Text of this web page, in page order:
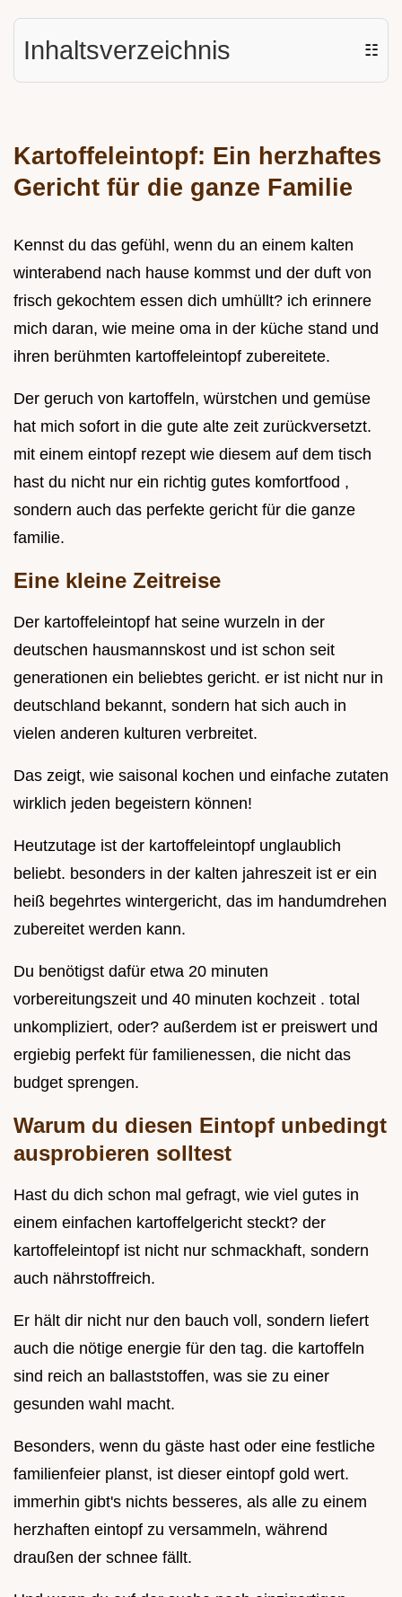
Inhaltsverzeichnis ☷
Kartoffeleintopf: Ein herzhaftes
Gericht für die ganze Familie
Kennst du das gefühl, wenn du an einem kalten
winterabend nach hause kommst und der duft von
frisch gekochtem essen dich umhüllt? ich erinnere
mich daran, wie meine oma in der küche stand und
ihren berühmten kartoffeleintopf zubereitete.
Der geruch von kartoffeln, würstchen und gemüse
hat mich sofort in die gute alte zeit zurückversetzt.
mit einem eintopf rezept wie diesem auf dem tisch
hast du nicht nur ein richtig gutes komfortfood ,
sondern auch das perfekte gericht für die ganze
familie.
Eine kleine Zeitreise
Der kartoffeleintopf hat seine wurzeln in der
deutschen hausmannskost und ist schon seit
generationen ein beliebtes gericht. er ist nicht nur in
deutschland bekannt, sondern hat sich auch in
vielen anderen kulturen verbreitet.
Das zeigt, wie saisonal kochen und einfache zutaten
wirklich jeden begeistern können!
Heutzutage ist der kartoffeleintopf unglaublich
beliebt. besonders in der kalten jahreszeit ist er ein
heiß begehrtes wintergericht, das im handumdrehen
zubereitet werden kann.
Du benötigst dafür etwa 20 minuten
vorbereitungszeit und 40 minuten kochzeit . total
unkompliziert, oder? außerdem ist er preiswert und
ergiebig perfekt für familienessen, die nicht das
budget sprengen.
Warum du diesen Eintopf unbedingt
ausprobieren solltest
Hast du dich schon mal gefragt, wie viel gutes in
einem einfachen kartoffelgericht steckt? der
kartoffeleintopf ist nicht nur schmackhaft, sondern
auch nährstoffreich.
Er hält dir nicht nur den bauch voll, sondern liefert
auch die nötige energie für den tag. die kartoffeln
sind reich an ballaststoffen, was sie zu einer
gesunden wahl macht.
Besonders, wenn du gäste hast oder eine festliche
familienfeier planst, ist dieser eintopf gold wert.
immerhin gibt's nichts besseres, als alle zu einem
herzhaften eintopf zu versammeln, während
draußen der schnee fällt.